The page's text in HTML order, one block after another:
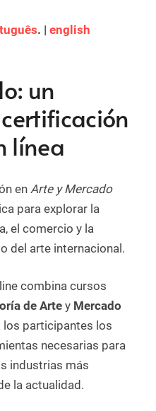
. | english
un
línea
en Arte y Mercado
para explorar la
el comercio y la
del arte internacional.
combina cursos
de Artey Mercado
los participantes los
necesarias para
industrias más
la actualidad.